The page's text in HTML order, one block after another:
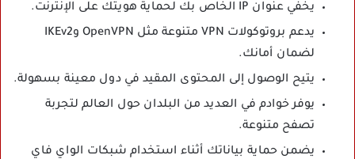
يخفي عنوان IP الخاص بك لحماية هويتك على الإنترنت.
يدعم بروتوكولات VPN متنوعة مثل OpenVPN وIKEv2
لضمان أمانك.
يتيح الوصول إلى المحتوى المقيد في دول معينة بسهولة.
يوفر خوادم في العديد من البلدان حول العالم لتجربة
تصفح متنوعة.
يضمن حماية بياناتك أثناء استخدام شبكات الواي فاي